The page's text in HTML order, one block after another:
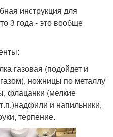
инструкция для
3 года - это вообще
газовая (подойдет и
ножницы по металлу
флацанки (мелкие
и напильники,
терпение.